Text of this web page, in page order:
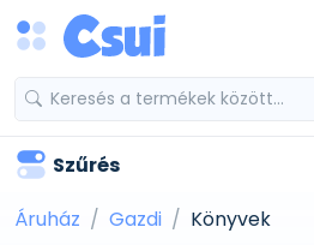
Szűrés
Áruház Gazdi Könyvek